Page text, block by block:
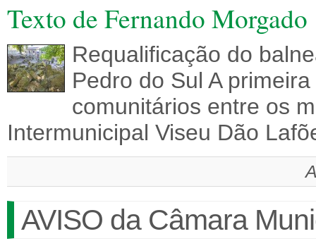
Texto de Fernando Morgado
Requalificação do
Pedro do Sul A
comunitários entre os
Intermunicipal Viseu Dão
AVISO da Câmara